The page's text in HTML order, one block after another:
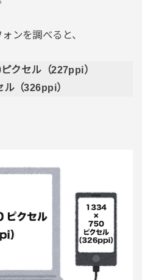
ンを調べると、
クセル（227ppi）
（326ppi）